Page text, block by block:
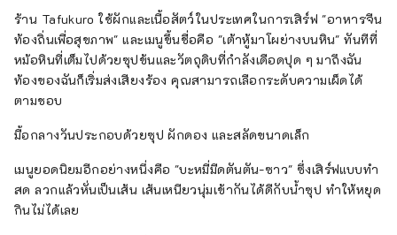
ร้าน Tafukuro ใช้ผักและเนื้อสัตว์ในประเทศในการเสิร์ฟ "อาหารจีน
ท้องถิ่นเพื่อสุขภาพ" และเมนูขึ้นชื่อคือ "เต้าหู้มาโผย่างบนหิน" ทันทีที่
หม้อหินที่เต็มไปด้วยซุปข้นและวัตถุดิบที่กำลังเดือดปุด ๆ มาถึงฉัน
ท้องของฉันก็เริ่มส่งเสียงร้อง คุณสามารถเลือกระดับความเผ็ดได้
ตามชอบ
มื้อกลางวันประกอบด้วยซุป ผักดอง และสลัดขนาดเล็ก
เมนูยอดนิยมอีกอย่างหนึ่งคือ "บะหมี่มีดตันตัน-ซาว" ซึ่งเสิร์ฟแบบทำ
สด ลวกแล้วหั่นเป็นเส้น เส้นเหนียวนุ่มเข้ากันได้ดีกับน้ำซุป ทำให้หยุด
กินไม่ได้เลย